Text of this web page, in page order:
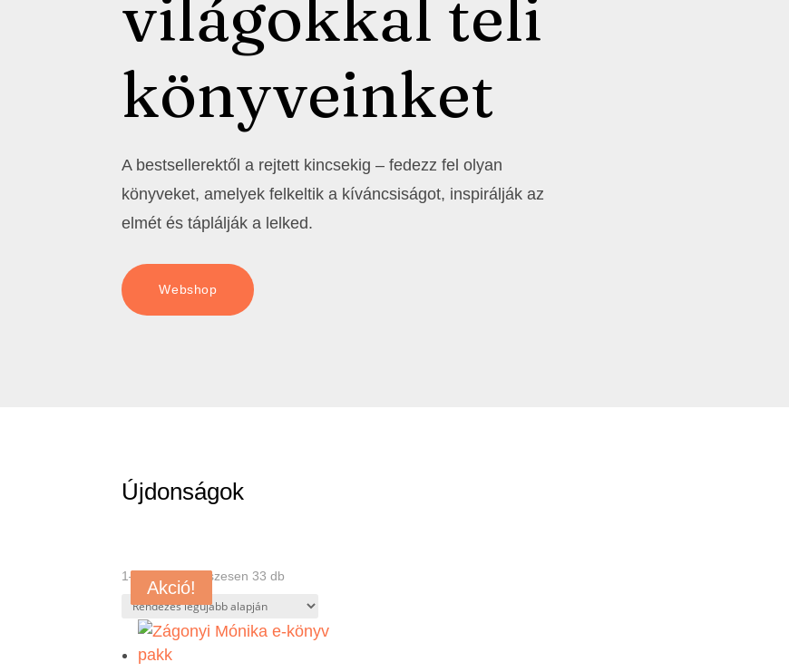
világokkal teli
könyveinket
A bestsellerektől a rejtett kincsekig – fedezz fel olyan
könyveket, amelyek felkeltik a kíváncsiságot, inspirálják az
elmét és táplálják a lelked.
Webshop
Újdonságok
1–4 termék, összesen 33 db
latest
Akció!
Akció!
Akció!
Akció!